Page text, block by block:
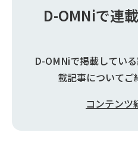
D-OMNiで連
D-OMNiで掲載してい
載記事についてご
コンテンツ